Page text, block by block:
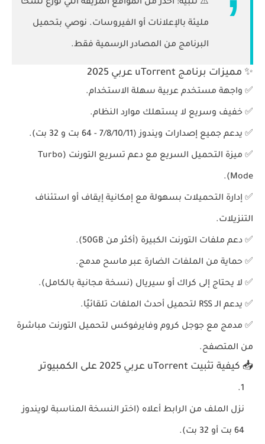
⚠️ تنبيه: احذر من المواقع المزيفة التي توزع نسخًا
مليئة بالإعلانات أو الفيروسات. نوصي بتحميل
البرنامج من المصادر الرسمية فقط.
✨ مميزات برنامج uTorrent عربي 2025
✅ واجهة مستخدم عربية سهلة الاستخدام.
✅ خفيف وسريع لا يستهلك موارد النظام.
✅ يدعم جميع إصدارات ويندوز(7/8/10/11 - 64 بت و 32 بت).
✅ ميزة التحميل السريع مع دعم تسريع التورنت (Turbo
Mode)
.
✅ إدارة التحميلات بسهولة مع إمكانية إيقاف أو استئناف
التنزيلات.
✅ دعم ملفات التورنت الكبيرة (أكثر من 50GB).
✅ حماية من الملفات الضارة عبر ماسح مدمج.
✅ لا يحتاج إلى كراك أو سيريال (نسخة مجانية بالكامل).
✅ يدعم الـ RSS لتحميل أحدث الملفات تلقائيًا.
✅ مدمج مع جوجل كروم وفايرفوكس لتحميل التورنت مباشرة
من المتصفح.
📥 كيفية تثبيت uTorrent عربي 2025 على الكمبيوتر
نزل الملف من الرابط أعلاه (اختر النسخة المناسبة لويندوز
64 بت أو 32 بت).